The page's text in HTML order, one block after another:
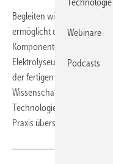
Begleiten wird das Projekt
ermöglicht derweil nicht
Komponenten der
Elektrolyseure, sondern
der fertigen Elektrolyseur-
Wissenschaft inzwischen
Technologie. In Masse
Praxis übersetzen.
Technologie
Webinare
Podcasts